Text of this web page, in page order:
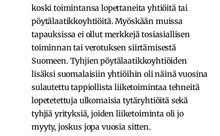
koski toimintansa lopettaneita yhtiöitä tai
pöytälaatikkoyhtiöitä. Myöskään muissa
tapauksissa ei ollut merkkejä tosiasiallisen
toiminnan tai verotuksen siirtämisestä
Suomeen. Tyhjien pöytälaatikkoyhtiöiden
lisäksi suomalaisiin yhtiöihin oli näinä vuosina
sulautettu tappiollista liiketoimintaa tehneitä
lopetetettuja ulkomaisia tytäryhtiöitä sekä
tyhjiä yrityksiä, joiden liiketoiminta oli jo
myyty, joskus jopa vuosia sitten.